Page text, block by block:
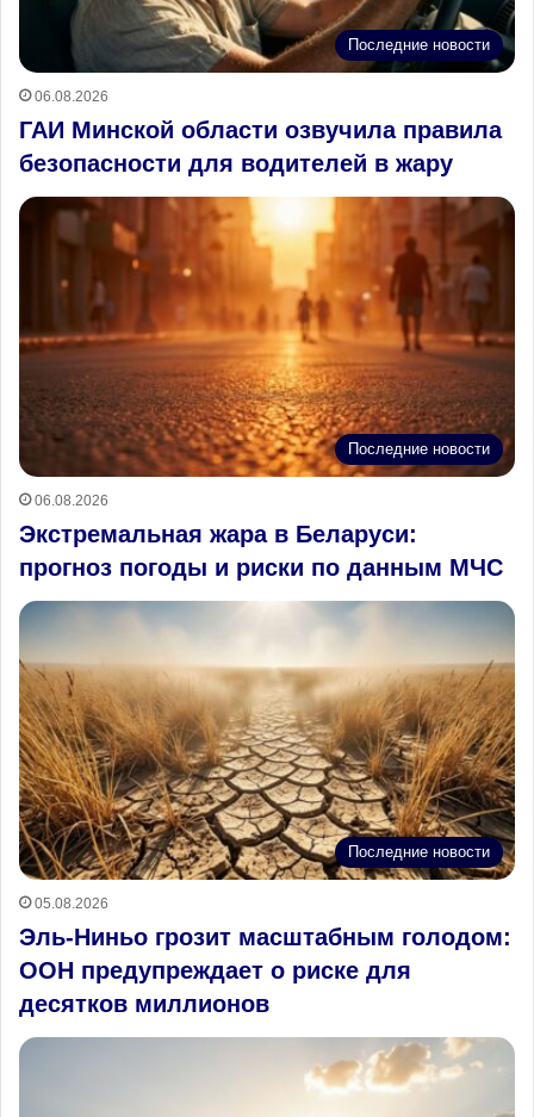
Последние новости
06.08.2026
ГАИ Минской области озвучила правила
безопасности для водителей в жару
Последние новости
06.08.2026
Экстремальная жара в Беларуси:
прогноз погоды и риски по данным МЧС
Последние новости
05.08.2026
Эль-Ниньо грозит масштабным голодом:
ООН предупреждает о риске для
десятков миллионов